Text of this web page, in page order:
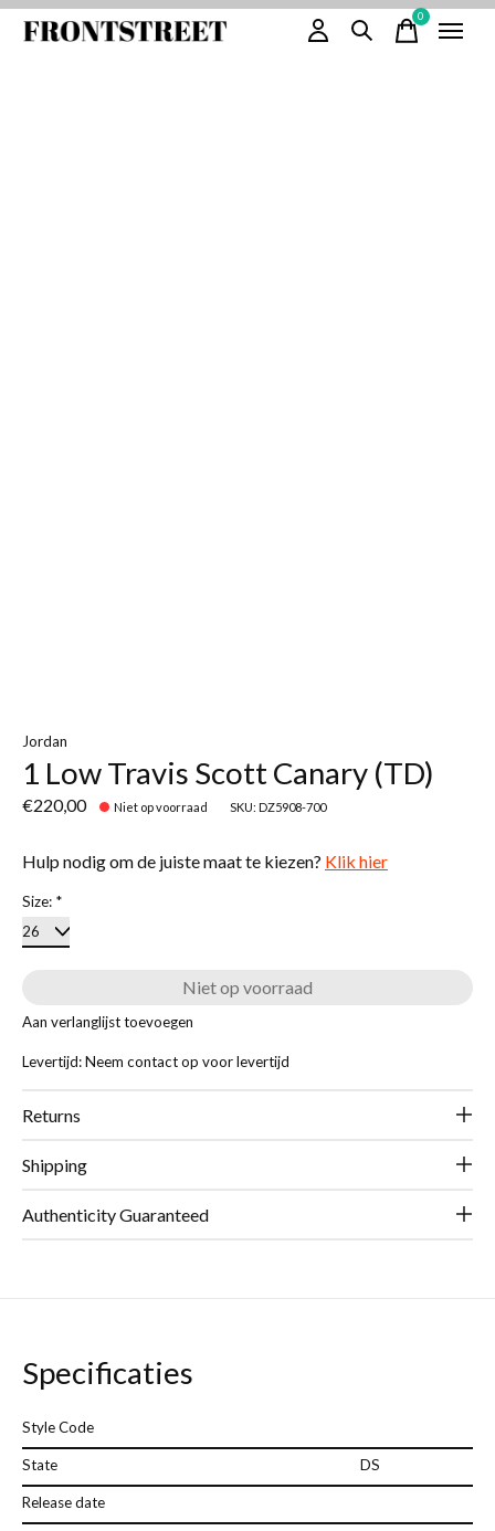
0items
Jordan
1 Low Travis Scott Canary (TD)
€220,00 Niet op voorraad SKU: DZ5908-700
Hulp nodig om de juiste maat te kiezen? Klik hier
Size: *
Niet op voorraad
Aan verlanglijst toevoegen
Levertijd: Neem contact op voor levertijd
Returns
Shipping
Authenticity Guaranteed
Specificaties
Style Code
State DS
Release date